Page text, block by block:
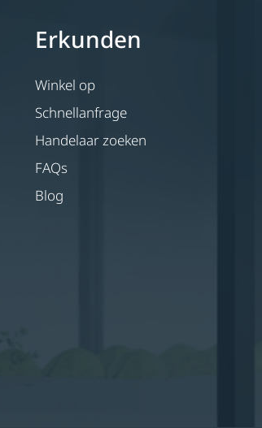
Erkunden
Winkel op
Schnellanfrage
Handelaar zoeken
FAQs
Blog